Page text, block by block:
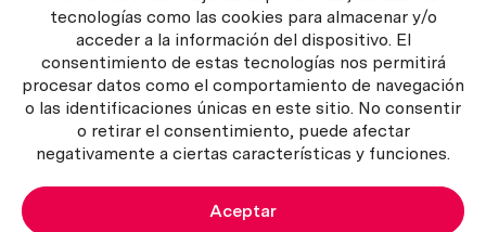
tecnologías como las cookies para almacenar y/o
acceder a la información del dispositivo. El
consentimiento de estas tecnologías nos permitirá
procesar datos como el comportamiento de navegación
o las identificaciones únicas en este sitio. No consentir
o retirar el consentimiento, puede afectar
negativamente a ciertas características y funciones.
Aceptar
Atención al cliente
Contactar
Manual del vendedor